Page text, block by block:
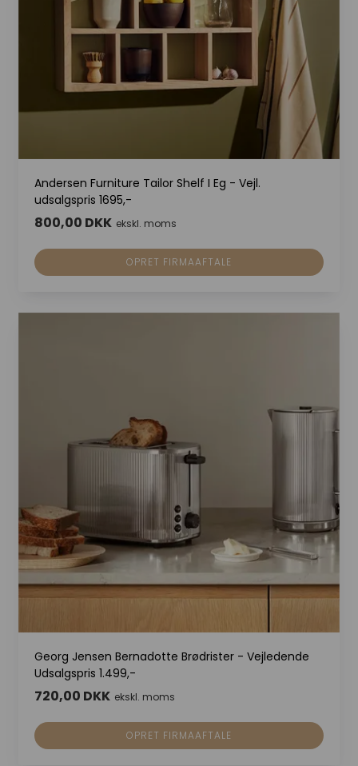
Andersen Furniture Tailor Shelf I Eg - Vejl.
udsalgspris 1695,-
800,00 DKK ekskl. moms
OPRET FIRMAAFTALE
Georg Jensen Bernadotte Brødrister - Vejledende
Udsalgspris 1.499,-
720,00 DKK ekskl. moms
OPRET FIRMAAFTALE